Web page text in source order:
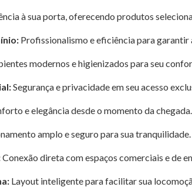
à sua porta, oferecendo produtos
Profissionalismo e eficiência para
modernos e higienizados para seu
Segurança e privacidade em seu acesso
e elegância desde o momento da chegada.
amplo e seguro para sua tranquilidade.
Conexão direta com espaços comerciais e de
Layout inteligente para facilitar sua